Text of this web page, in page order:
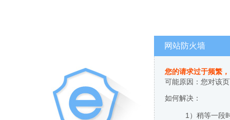
网站防火墙
您的请求过于频繁
可能原因：您对该
如何解决：
1）稍等一段